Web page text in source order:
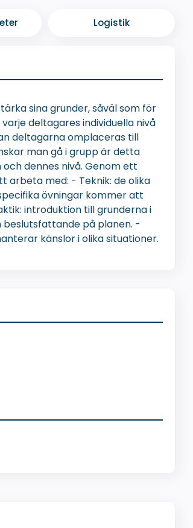
Logistik
sina grunder, såväl som för
deltagares individuella nivå
deltagarna omplaceras till
man gå i grupp är detta
dennes nivå. Genom ett
med: - Teknik: de olika
övningar kommer att
introduktion till grunderna i
på planen. -
känslor i olika situationer.